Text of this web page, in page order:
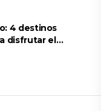
4 destinos
disfrutar el